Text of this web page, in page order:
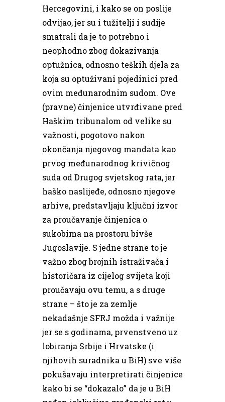
Hercegovini, i kako se on poslije
odvijao, jer su i tužitelji i sudije
smatrali da je to potrebno i
neophodno zbog dokazivanja
optužnica, odnosno teških djela za
koja su optuživani pojedinici pred
ovim međunarodnim sudom. Ove
(pravne) činjenice utvrđivane pred
Haškim tribunalom od velike su
važnosti, pogotovo nakon
okončanja njegovog mandata kao
prvog međunarodnog krivičnog
suda od Drugog svjetskog rata, jer
haško naslijeđe, odnosno njegove
arhive, predstavljaju ključni izvor
za proučavanje činjenica o
sukobima na prostoru bivše
Jugoslavije. S jedne strane to je
važno zbog brojnih istraživača i
historičara iz cijelog svijeta koji
proučavaju ovu temu, a s druge
strane – što je za zemlje
nekadašnje SFRJ možda i važnije
jer se s godinama, prvenstveno uz
lobiranja Srbije i Hrvatske (i
njihovih suradnika u BiH) sve više
pokušavaju interpretirati činjenice
kako bi se “dokazalo” da je u BiH